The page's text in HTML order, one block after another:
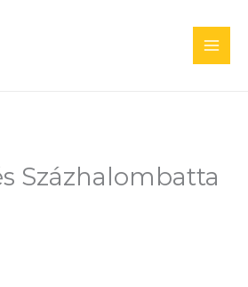
Százhalombatta